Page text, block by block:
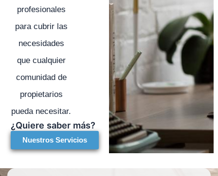
profesionales
para cubrir las
necesidades
que cualquier
comunidad de
propietarios
pueda necesitar.
¿Quiere saber más?
Nuestros Servicios